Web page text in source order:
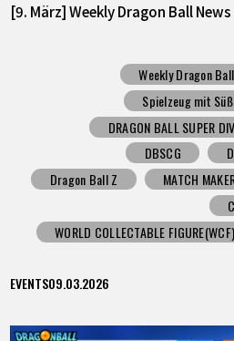
[9. März] Weekly Dragon Ball
Weekly Dragon
Spielzeug mit
DRAGON BALL SUPER
DBSCG
Dragon Ball Z
MATCH
WORLD COLLECTABLE FIGURE(WCF)
EVENTS09.03.2026